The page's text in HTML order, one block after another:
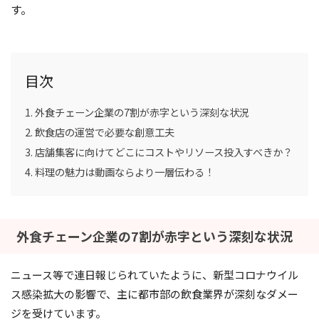
す。
目次
外食チェーン企業の7割が赤字という深刻な状況
飲食店の運営で必要な創意工夫
店舗集客に向けてどこにコストやリソース投入すべきか？
料理の魅力は動画ならより一層伝わる！
外食チェーン企業の7割が赤字という深刻な状況
ニュース等で連日報じられていたように、新型コロナウイル
ス感染拡大の影響で、主に都市部の飲食業界が深刻なダメー
ジを受けています。